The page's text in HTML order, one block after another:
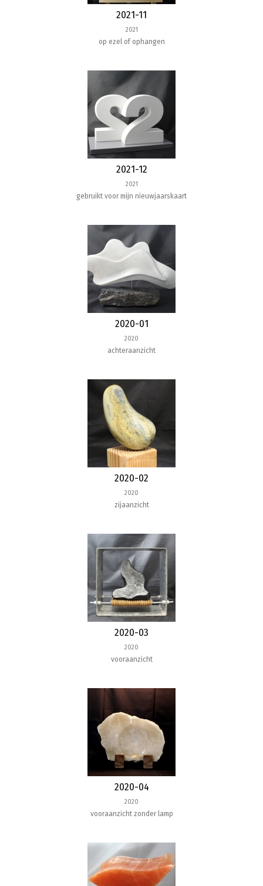
2021-11
2021
op ezel of ophangen
2021-12
2021
gebruikt voor mijn nieuwjaarskaart
2020-01
2020
achteraanzicht
2020-02
2020
zijaanzicht
2020-03
2020
vooraanzicht
2020-04
2020
vooraanzicht zonder lamp